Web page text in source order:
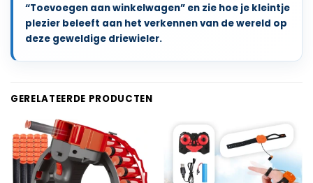
“Toevoegen aan winkelwagen” en zie hoe je kleintje
plezier beleeft aan het verkennen van de wereld op
deze geweldige driewieler.
GERELATEERDE PRODUCTEN